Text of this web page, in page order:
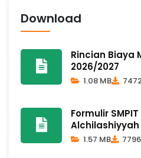
Download
Rincian Biaya
2026/2027
1.08 MB
Formulir
Alchilashiyyah
1.57 MB